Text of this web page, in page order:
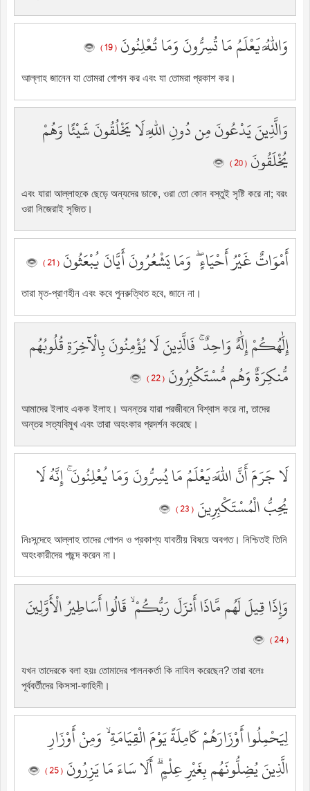
وَاللَّهُ يَعْلَمُ مَا تُسِرُّونَ وَمَا تُعْلِنُونَ ( 19 )
আল্লাহ জানেন যা তোমরা গোপন কর এবং যা তোমরা প্রকাশ কর।
وَالَّذِينَ يَدْعُونَ مِن دُونِ اللَّهِ لَا يَخْلُقُونَ شَيْئًا وَهُمْ
يُخْلَقُونَ ( 20 )
এবং যারা আল্লাহকে ছেড়ে অন্যদের ডাকে, ওরা তো কোন বস্তুই সৃষ্টি করে না; বরং
ওরা নিজেরাই সৃজিত।
أَمْوَاتٌ غَيْرُ أَحْيَاءٍ ۖ وَمَا يَشْعُرُونَ أَيَّانَ يُبْعَثُونَ ( 21 )
তারা মৃত-প্রাণহীন এবং কবে পুনরুত্থিত হবে, জানে না।
إِلَٰهُكُمْ إِلَٰهٌ وَاحِدٌ ۚ فَالَّذِينَ لَا يُؤْمِنُونَ بِالْآخِرَةِ قُلُوبُهُم
مُّنكِرَةٌ وَهُم مُّسْتَكْبِرُونَ ( 22 )
আমাদের ইলাহ একক ইলাহ। অনন্তর যারা পরজীবনে বিশ্বাস করে না, তাদের
অন্তর সত্যবিমুখ এবং তারা অহংকার প্রদর্শন করেছে।
لَا جَرَمَ أَنَّ اللَّهَ يَعْلَمُ مَا يُسِرُّونَ وَمَا يُعْلِنُونَ ۚ إِنَّهُ لَا
يُحِبُّ الْمُسْتَكْبِرِينَ ( 23 )
নিঃসন্দেহে আল্লাহ তাদের গোপন ও প্রকাশ্য যাবতীয় বিষয়ে অবগত। নিশ্চিতই তিনি
অহংকারীদের পছন্দ করেন না।
وَإِذَا قِيلَ لَهُم مَّاذَا أَنزَلَ رَبُّكُمْ ۙ قَالُوا أَسَاطِيرُ الْأَوَّلِينَ
( 24 )
যখন তাদেরকে বলা হয়ঃ তোমাদের পালনকর্তা কি নাযিল করেছেন? তারা বলেঃ
পূর্ববর্তীদের কিসসা-কাহিনী।
لِيَحْمِلُوا أَوْزَارَهُمْ كَامِلَةً يَوْمَ الْقِيَامَةِ ۙ وَمِنْ أَوْزَارِ
الَّذِينَ يُضِلُّونَهُم بِغَيْرِ عِلْمٍ ۗ أَلَا سَاءَ مَا يَزِرُونَ ( 25 )